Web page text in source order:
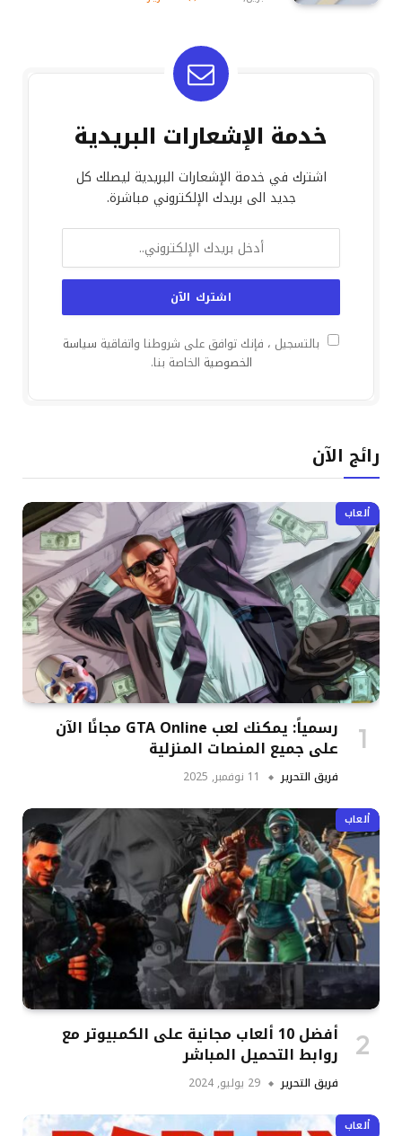
خدمة الإشعارات البريدية
اشترك في خدمة الإشعارات البريدية ليصلك كل
جديد الى بريدك الإلكتروني مباشرة.
بالتسجيل ، فإنك توافق على شروطنا واتفاقية سياسة
الخصوصية الخاصة بنا.
رائج الآن
ألعاب
رسمياً: يمكنك لعب GTA Online مجانًا الآن
على جميع المنصات المنزلية
فريق التحرير 11 نوفمبر, 2025
ألعاب
أفضل 10 ألعاب مجانية على الكمبيوتر مع
روابط التحميل المباشر
فريق التحرير 29 يوليو, 2024
ألعاب